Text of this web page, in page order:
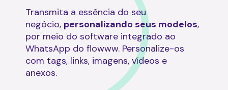
Transmita a essência do seu
negócio, personalizando seus modelos,
por meio do software integrado ao
WhatsApp do flowww. Personalize-os
com tags, links, imagens, vídeos e
anexos.